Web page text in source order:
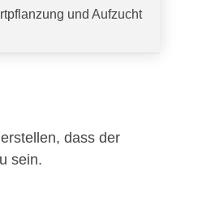
und Aufzucht
dass der
sein.